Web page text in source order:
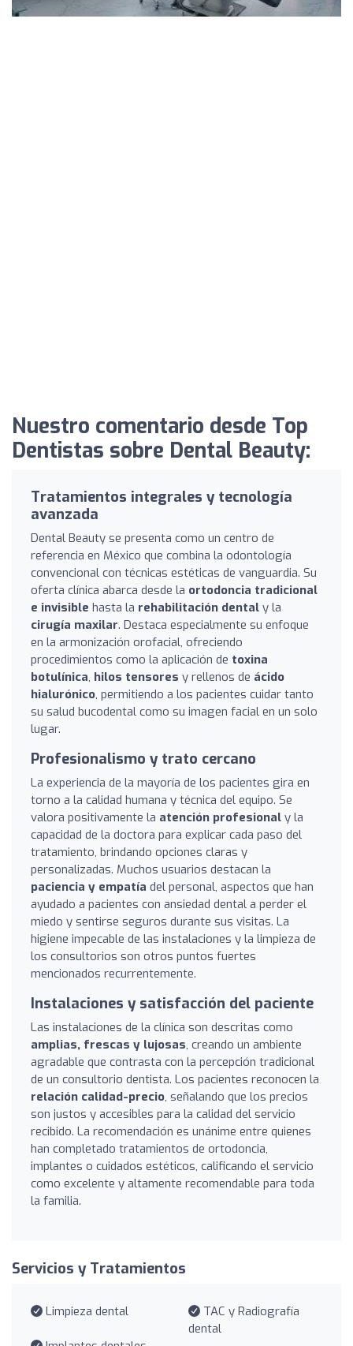
Nuestro comentario desde Top
Dentistas sobre Dental Beauty:
Tratamientos integrales y tecnología
avanzada
Dental Beauty se presenta como un centro de
referencia en México que combina la odontología
convencional con técnicas estéticas de vanguardia. Su
oferta clínica abarca desde la ortodoncia tradicional
e invisible hasta la rehabilitación dental y la
cirugía maxilar. Destaca especialmente su enfoque
en la armonización orofacial, ofreciendo
procedimientos como la aplicación de toxina
botulínica, hilos tensores y rellenos de ácido
hialurónico, permitiendo a los pacientes cuidar tanto
su salud bucodental como su imagen facial en un solo
lugar.
Profesionalismo y trato cercano
La experiencia de la mayoría de los pacientes gira en
torno a la calidad humana y técnica del equipo. Se
valora positivamente la atención profesional y la
capacidad de la doctora para explicar cada paso del
tratamiento, brindando opciones claras y
personalizadas. Muchos usuarios destacan la
paciencia y empatía del personal, aspectos que han
ayudado a pacientes con ansiedad dental a perder el
miedo y sentirse seguros durante sus visitas. La
higiene impecable de las instalaciones y la limpieza de
los consultorios son otros puntos fuertes
mencionados recurrentemente.
Instalaciones y satisfacción del paciente
Las instalaciones de la clínica son descritas como
amplias, frescas y lujosas, creando un ambiente
agradable que contrasta con la percepción tradicional
de un consultorio dentista. Los pacientes reconocen la
relación calidad-precio, señalando que los precios
son justos y accesibles para la calidad del servicio
recibido. La recomendación es unánime entre quienes
han completado tratamientos de ortodoncia,
implantes o cuidados estéticos, calificando el servicio
como excelente y altamente recomendable para toda
la familia.
Servicios y Tratamientos
Limpieza dental
TAC y Radiografía
dental